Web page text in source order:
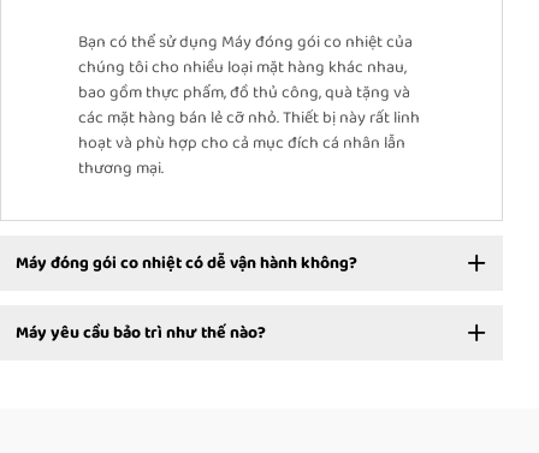
Bạn có thể sử dụng Máy đóng gói co nhiệt của
chúng tôi cho nhiều loại mặt hàng khác nhau,
bao gồm thực phẩm, đồ thủ công, quà tặng và
các mặt hàng bán lẻ cỡ nhỏ. Thiết bị này rất linh
hoạt và phù hợp cho cả mục đích cá nhân lẫn
thương mại.
Máy đóng gói co nhiệt có dễ vận hành không?
Máy yêu cầu bảo trì như thế nào?